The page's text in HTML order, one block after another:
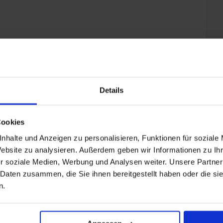
Details
und Anzeigen zu personalisieren, Funktionen für soziale
zu analysieren. Außerdem geben wir Informationen zu
soziale Medien, Werbung und Analysen weiter. Unsere
zusammen, die Sie ihnen bereitgestellt haben oder die